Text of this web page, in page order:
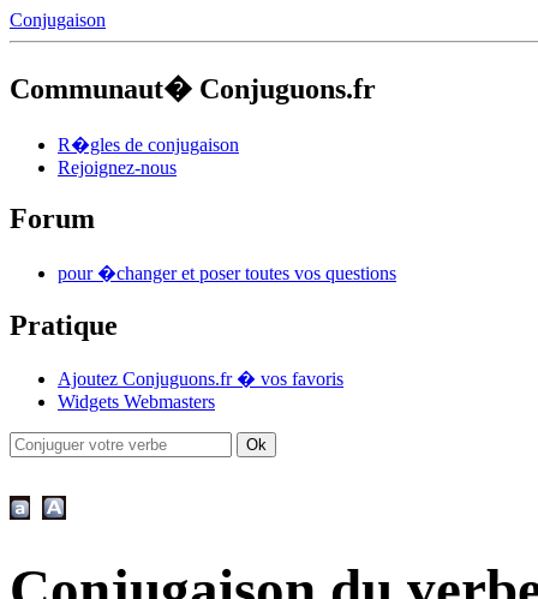
Conjugaison
Communaut� Conjuguons.fr
R�gles de conjugaison
Rejoignez-nous
Forum
pour �changer et poser toutes vos questions
Pratique
Ajoutez Conjuguons.fr � vos favoris
Widgets Webmasters